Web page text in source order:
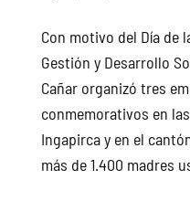
Con motivo del Día de
Gestión y Desarrollo
Cañar organizó tres
conmemorativos en
Ingapirca y en el
más de 1.400 madres